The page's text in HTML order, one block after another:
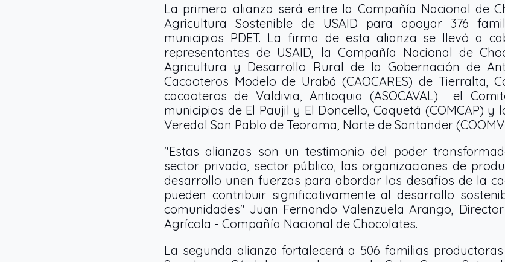
La primera alianza será entre la Compañía Nacional de
Agricultura Sostenible de USAID para apoyar 376
municipios PDET. La firma de esta alianza se llevó a
representantes de USAID, la Compañía Nacional de
Agricultura y Desarrollo Rural de la Gobernación de
Cacaoteros Modelo de Urabá (CAOCARES) de Tierralta,
cacaoteros de Valdivia, Antioquia (ASOCAVAL) el
municipios de El Paujil y El Doncello, Caquetá (COMCAP) y
Veredal San Pablo de Teorama, Norte de Santander
"Estas alianzas son un testimonio del poder
sector privado, sector público, las organizaciones de
desarrollo unen fuerzas para abordar los desafíos de la
pueden contribuir significativamente al desarrollo
comunidades" Juan Fernando Valenzuela Arango,
Agrícola - Compañía Nacional de Chocolates.
La segunda alianza fortalecerá a 506 familias